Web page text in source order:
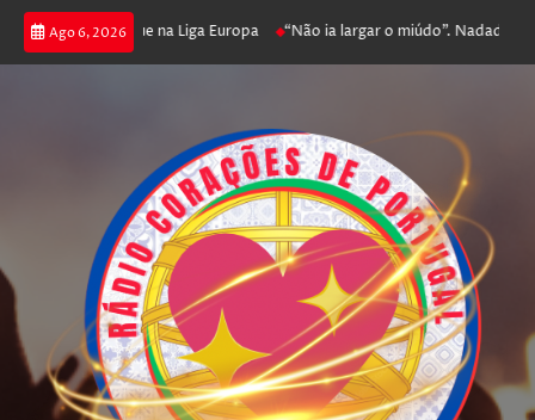
Ago 6, 2026
e prossegue na Liga Europa “Não ia largar o miúdo”. Nadador-